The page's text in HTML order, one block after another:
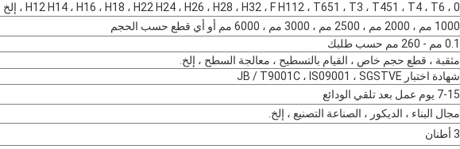
0 ، H12 H14 ، H16 ، H18 ، H22 H24 ، H26 ، H28 ، H32 ، F H112 ، T651 ، T3 ، T451 ، T4 ، T6 ، إلخ
1000 مم ، 2000 مم ، 2500 مم ، 3000 مم ، 6000 مم أو أي قطع حسب الحجم
0.1 مم - 260 مم حسب طلبك
مثقبة ، قطع حجم خاص ، القيام بالتسطيح ، معالجة السطح ، إلخ.
شهادة اختبار JB / T9001C ، IS09001 ، SGSTVE
7-15 يوم عمل بعد تلقي الودائع
مجال البناء ، الديكور ، الصناعة التصنيع ، إلخ.
3 أطنان